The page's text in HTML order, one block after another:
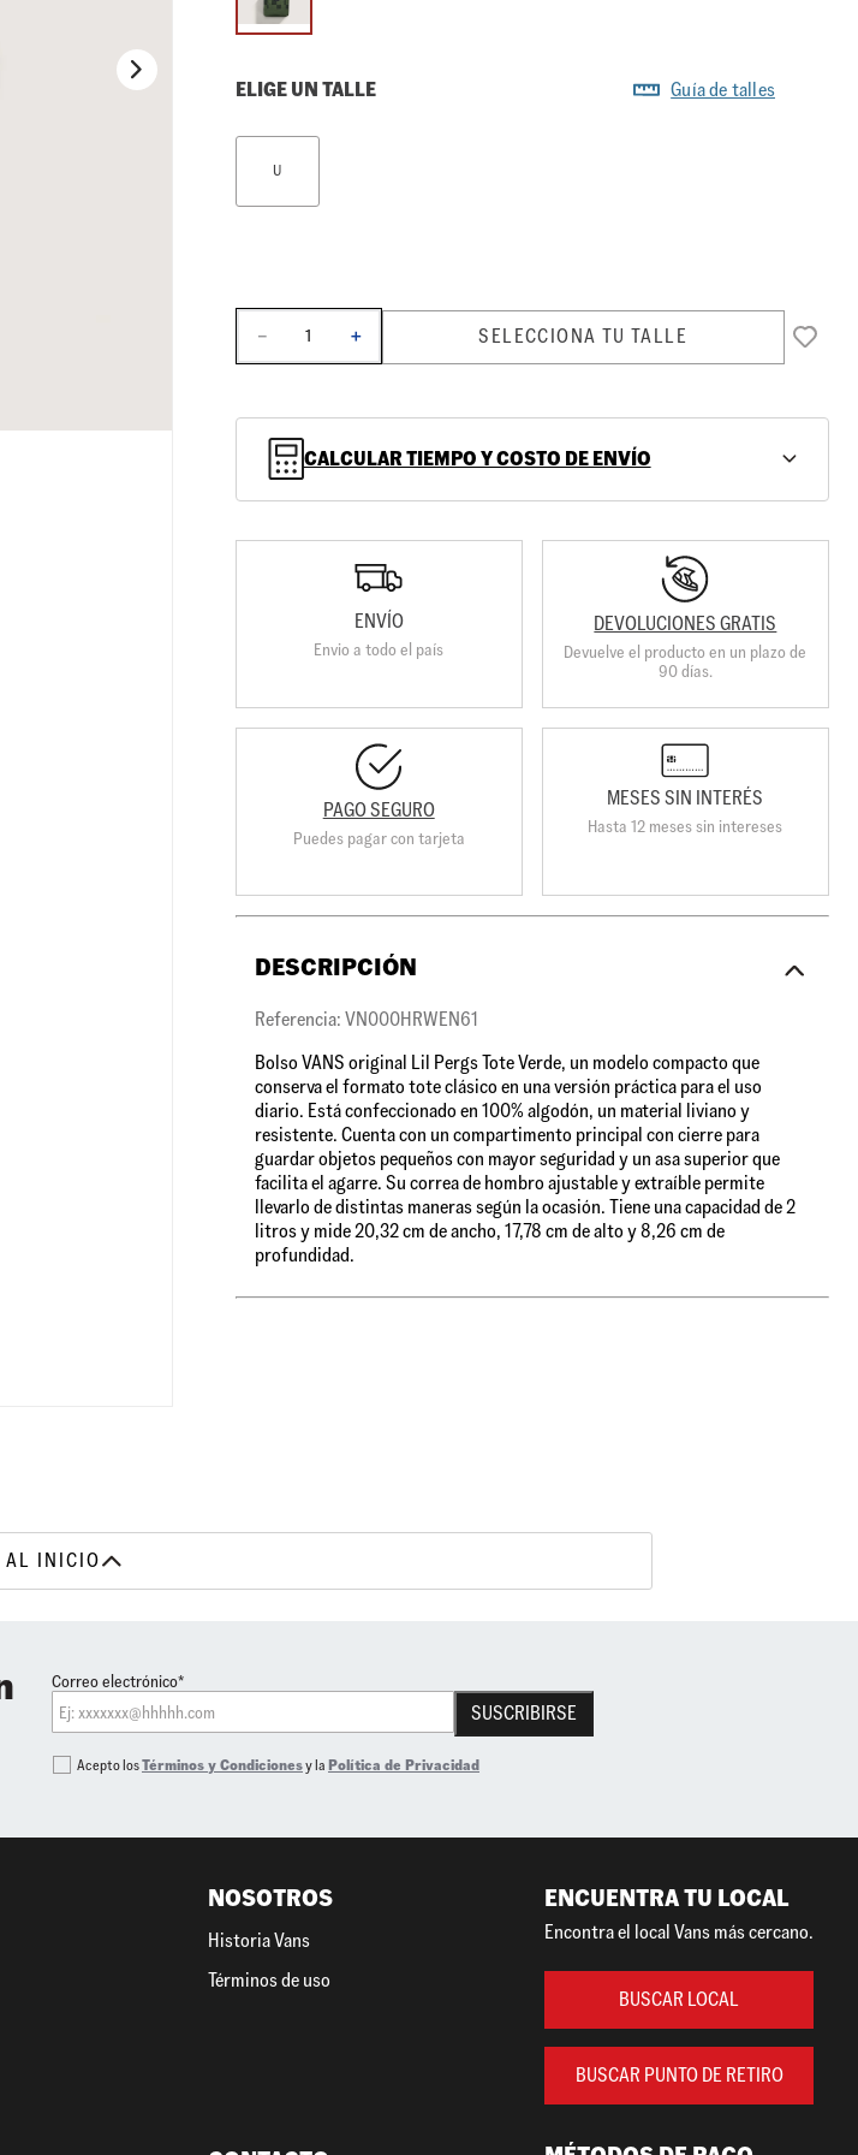
ELIGE UN TALLE Guía de talles
U
＋
－ SELECCIONA TU TALLE
CALCULAR TIEMPO Y COSTO DE ENVÍO
ENVÍO
Envio a todo el país
DEVOLUCIONES GRATIS
Devuelve el producto en un plazo de
90 días.
PAGO SEGURO
Puedes pagar con tarjeta
MESES SIN INTERÉS
Hasta 12 meses sin intereses
DESCRIPCIÓN
Referencia: VN000HRWEN61
Bolso VANS original Lil Pergs Tote Verde, un modelo compacto que
conserva el formato tote clásico en una versión práctica para el uso
diario. Está confeccionado en 100% algodón, un material liviano y
resistente. Cuenta con un compartimento principal con cierre para
guardar objetos pequeños con mayor seguridad y un asa superior que
facilita el agarre. Su correa de hombro ajustable y extraíble permite
llevarlo de distintas maneras según la ocasión. Tiene una capacidad de 2
litros y mide 20,32 cm de ancho, 17,78 cm de alto y 8,26 cm de
profundidad.
AL INICIO
Correo electrónico*
SUSCRIBIRSE
Acepto losTérminos y Condicionesy la Política de Privacidad
NOSOTROS
Historia Vans
Términos de uso
ENCUENTRA TU LOCAL
Encontra el local Vans más cercano.
BUSCAR LOCAL
BUSCAR PUNTO DE RETIRO